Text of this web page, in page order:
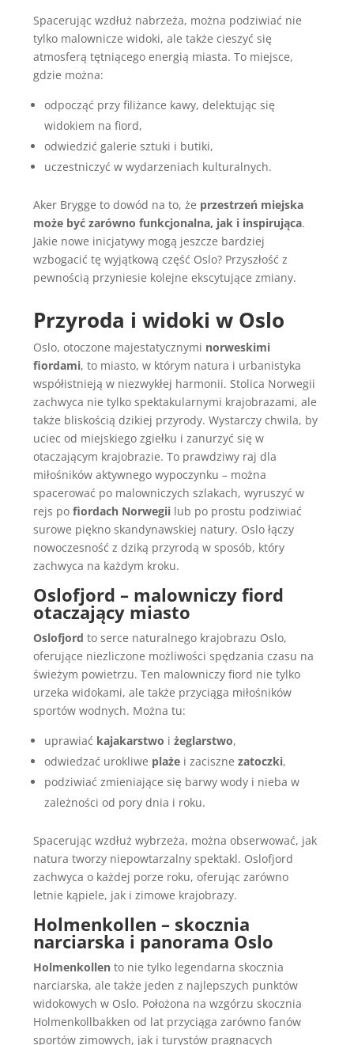
Spacerując wzdłuż nabrzeża, można podziwiać nie
tylko malownicze widoki, ale także cieszyć się
atmosferą tętniącego energią miasta. To miejsce,
gdzie można:
odpocząć przy filiżance kawy, delektując się
widokiem na fiord,
odwiedzić galerie sztuki i butiki,
uczestniczyć w wydarzeniach kulturalnych.
Aker Brygge to dowód na to, że przestrzeń miejska
może być zarówno funkcjonalna, jak i inspirująca.
Jakie nowe inicjatywy mogą jeszcze bardziej
wzbogacić tę wyjątkową część Oslo? Przyszłość z
pewnością przyniesie kolejne ekscytujące zmiany.
Przyroda i widoki w Oslo
Oslo, otoczone majestatycznymi norweskimi
fiordami, to miasto, w którym natura i urbanistyka
współistnieją w niezwykłej harmonii. Stolica Norwegii
zachwyca nie tylko spektakularnymi krajobrazami, ale
także bliskością dzikiej przyrody. Wystarczy chwila, by
uciec od miejskiego zgiełku i zanurzyć się w
otaczającym krajobrazie. To prawdziwy raj dla
miłośników aktywnego wypoczynku – można
spacerować po malowniczych szlakach, wyruszyć w
rejs pofiordach Norwegii lub po prostu podziwiać
surowe piękno skandynawskiej natury. Oslo łączy
nowoczesność z dziką przyrodą w sposób, który
zachwyca na każdym kroku.
Oslofjord – malowniczy fiord
otaczający miasto
Oslofjord to serce naturalnego krajobrazu Oslo,
oferujące niezliczone możliwości spędzania czasu na
świeżym powietrzu. Ten malowniczy fiord nie tylko
urzeka widokami, ale także przyciąga miłośników
sportów wodnych. Można tu:
uprawiać kajakarstwo iżeglarstwo,
odwiedzać urokliwe plaże i zacisznezatoczki,
podziwiać zmieniające się barwy wody i nieba w
zależności od pory dnia i roku.
Spacerując wzdłuż wybrzeża, można obserwować, jak
natura tworzy niepowtarzalny spektakl. Oslofjord
zachwyca o każdej porze roku, oferując zarówno
letnie kąpiele, jak i zimowe krajobrazy.
Holmenkollen – skocznia
narciarska i panorama Oslo
Holmenkollen to nie tylko legendarna skocznia
narciarska, ale także jeden z najlepszych punktów
widokowych w Oslo. Położona na wzgórzu skocznia
Holmenkollbakken od lat przyciąga zarówno fanów
sportów zimowych, jak i turystów pragnących